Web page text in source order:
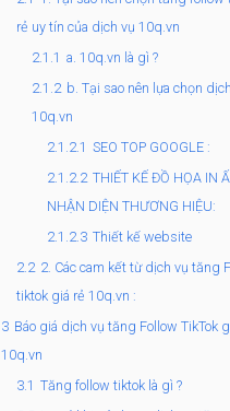
rẻ uy tín của dịch vụ 10q.vn
2.1.1 a. 10q.vn là gì ?
2.1.2 b. Tại sao nên lựa chọn
10q.vn
2.1.2.1 SEO TOP GOOGLE :
2.1.2.2 THIẾT KẾ ĐỒ HỌA IN
NHẬN DIỆN THƯƠNG HIỆU:
2.1.2.3 Thiết kế website
2.2 2. Các cam kết từ dịch vụ tăng
tiktok giá rẻ 10q.vn :
3 Báo giá dịch vụ tăng Follow TikTok
10q.vn
3.1 Tăng follow tiktok là gì ?